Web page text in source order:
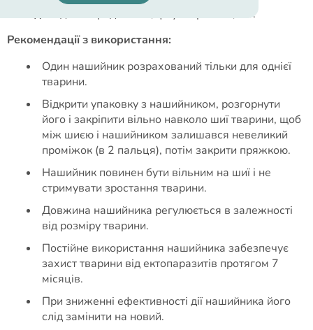
імідаклоприд - 10%, флуметрин - 4,5%.
Рекомендації з використання:
Один нашийник розрахований тільки для однієї
тварини.
Відкрити упаковку з нашийником, розгорнути
його і закріпити вільно навколо шиї тварини, щоб
між шиєю і нашийником залишався невеликий
проміжок (в 2 пальця), потім закрити пряжкою.
Нашийник повинен бути вільним на шиї і не
стримувати зростання тварини.
Довжина нашийника регулюється в залежності
від розміру тварини.
Постійне використання нашийника забезпечує
захист тварини від ектопаразитів протягом 7
місяців.
При зниженні ефективності дії нашийника його
слід замінити на новий.